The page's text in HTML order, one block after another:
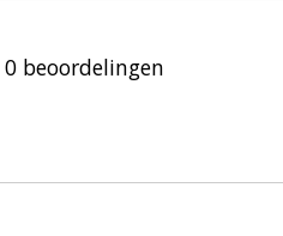
0 beoordelingen